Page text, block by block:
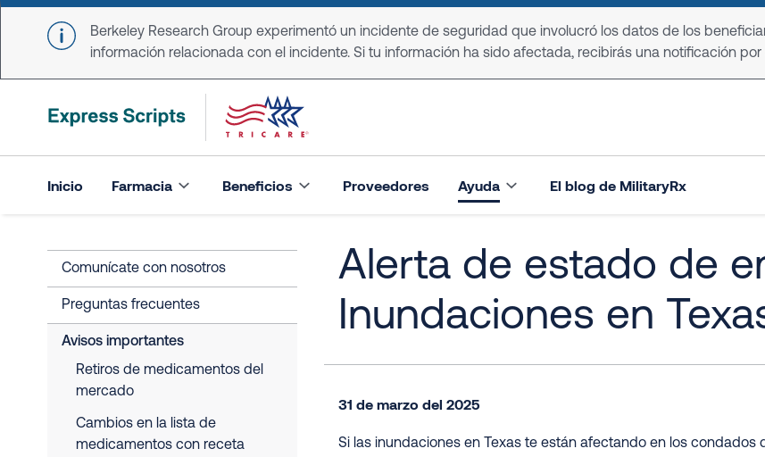
Skip to main content
Berkeley Research Group experimentó un incidente de seguridad que involucró los datos de los
información relacionada con el incidente. Si tu información ha sido afectada, recibirás una notificación
Inicio Farmacia Beneficios Proveedores Ayuda El blog de MilitaryRx
Comunícate con nosotros
Preguntas frecuentes
Avisos importantes
Retiros de medicamentos del
mercado
Cambios en la lista de
medicamentos con receta
Alerta de estado de
Inundaciones en
31 de marzo del 2025
Si las inundaciones en Texas te están afectando en los